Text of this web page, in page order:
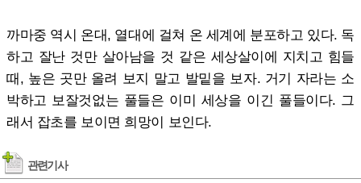
까마중 역시 온대, 열대에 걸쳐 온 세계에 분포하고 있다. 독
하고 잘난 것만 살아남을 것 같은 세상살이에 지치고 힘들
때, 높은 곳만 올려 보지 말고 발밑을 보자. 거기 자라는 소
박하고 보잘것없는 풀들은 이미 세상을 이긴 풀들이다. 그
래서 잡초를 보이면 희망이 보인다.
관련기사